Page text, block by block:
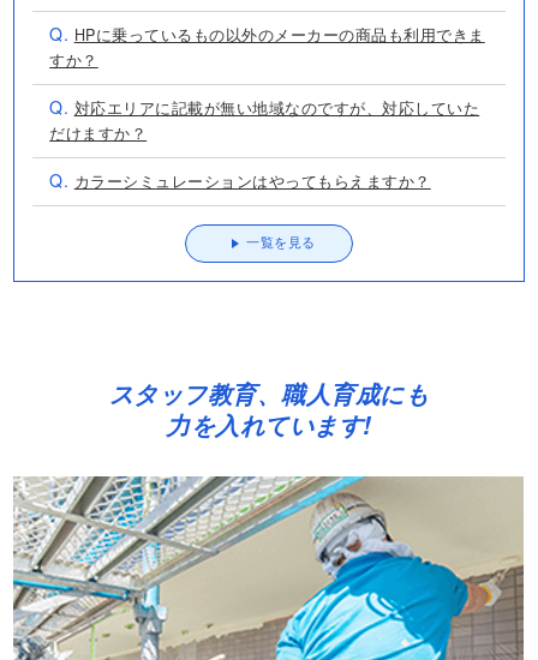
Q. HPに乗っているもの以外のメーカーの商品も利用できま
すか？
Q. 対応エリアに記載が無い地域なのですが、対応していた
だけますか？
Q. カラーシミュレーションはやってもらえますか？
一覧を見る
スタッフ教育、職人育成にも
力を入れています!